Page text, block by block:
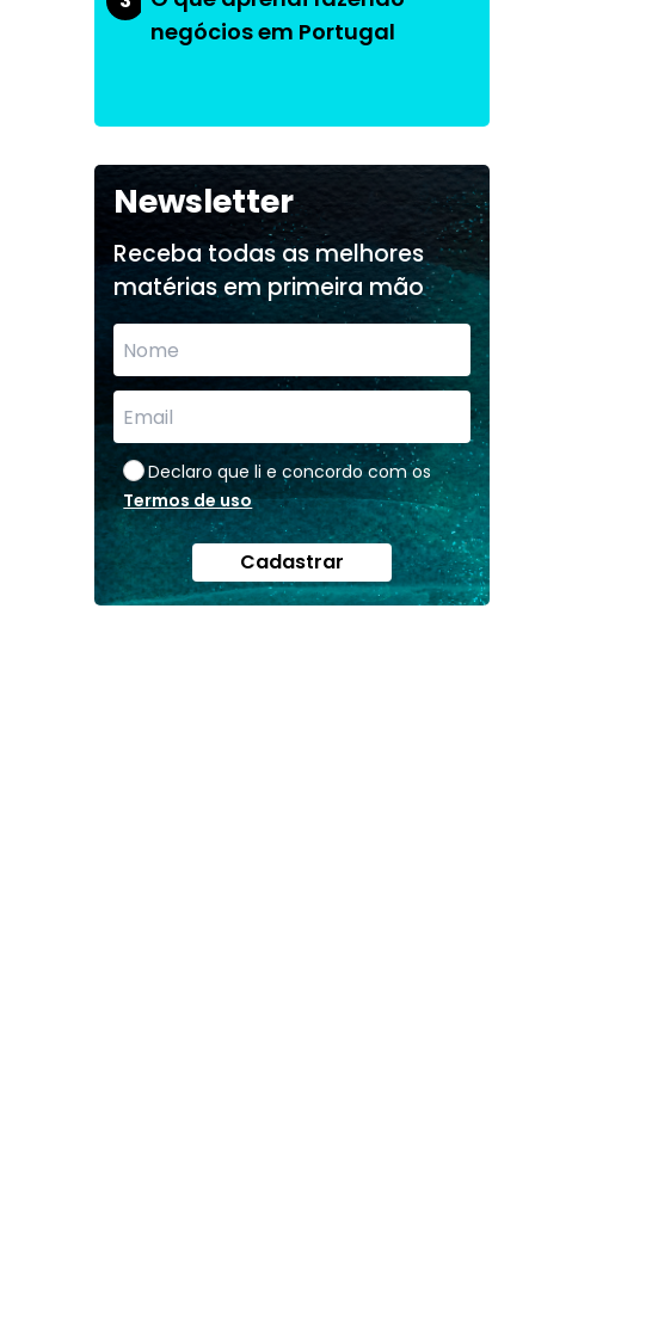
negócios em Portugal
Newsletter
Receba todas as melhores
matérias em primeira mão
Declaro que li e concordo com os
Termos de uso
Cadastrar